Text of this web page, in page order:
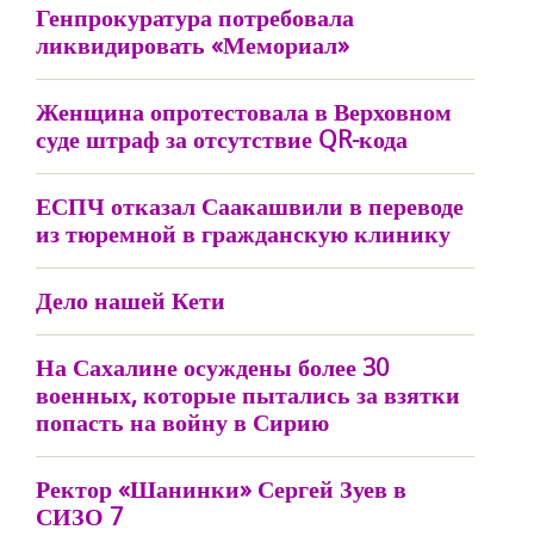
Генпрокуратура потребовала
ликвидировать «Мемориал»
Женщина опротестовала в Верховном
суде штраф за отсутствие QR-кода
ЕСПЧ отказал Саакашвили в переводе
из тюремной в гражданскую клинику
Дело нашей Кети
На Сахалине осуждены более 30
военных, которые пытались за взятки
попасть на войну в Сирию
Ректор «Шанинки» Сергей Зуев в
СИЗО 7